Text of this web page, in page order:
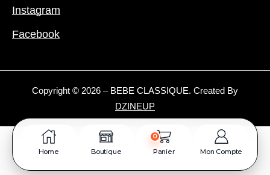
Home Boutique
0
Panier Mon Compte
Instagram
Facebook
Copyright © 2026 – BEBE CLASSIQUE. Created By
DZINEUP